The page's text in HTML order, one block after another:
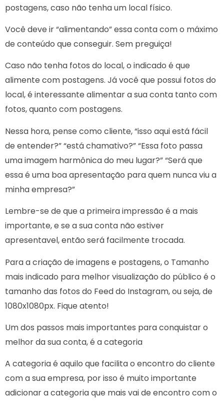
postagens, caso não tenha um local físico.
Você deve ir “alimentando” essa conta com o máximo
de conteúdo que conseguir. Sem preguiça!
Caso não tenha fotos do local, o indicado é que
alimente com postagens. Já você que possui fotos do
local, é interessante alimentar a sua conta tanto com
fotos, quanto com postagens.
Nessa hora, pense como cliente, “isso aqui está fácil
de entender?” “está chamativo?” “Essa foto passa
uma imagem harmônica do meu lugar?” “Será que
essa é uma boa apresentação para quem nunca viu a
minha empresa?”
Lembre-se de que a primeira impressão é a mais
importante, e se a sua conta não estiver
apresentavel, então será facilmente trocada.
Para a criação de imagens e postagens, o Tamanho
mais indicado para melhor visualização do público é o
tamanho das fotos do Feed do Instagram, ou seja, de
1080x1080px. Fique atento!
Um dos passos mais importantes para conquistar o
melhor da sua conta, é a categoria
A categoria é aquilo que facilita o encontro do cliente
com a sua empresa, por isso é muito importante
adicionar a categoria que mais vai de encontro com o